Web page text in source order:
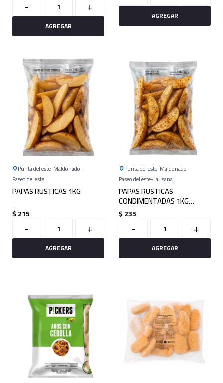
- +
Punta del este Maldonado
Paseo del este
PAPAS RUSTICAS 1KG
$215
- +
Punta del este Maldonado
Paseo del este Lausana
PAPAS RUSTICAS
CONDIMENTADAS 1KG
(WEDGES)
$235
- +